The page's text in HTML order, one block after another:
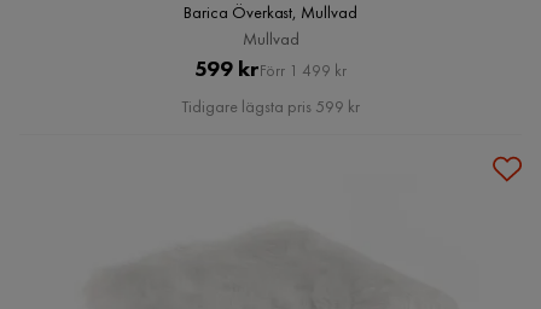
Barica Överkast, Mullvad
Mullvad
Pris
599 kr Original
Pris
Förr 1 499 kr
Tidigare lägsta pris 599 kr